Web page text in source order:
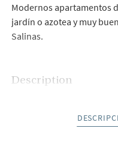
Modernos apartamentos
jardín o azotea y muy
Salinas.
Description
próspera y atractiva zona